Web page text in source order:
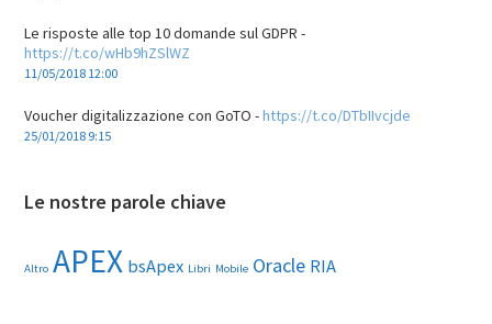
Le risposte alle top 10 domande sul GDPR -
https://t.co/wHb9hZSlWZ
11/05/2018 12:00
Voucher digitalizzazione con GoTO -https://t.co/DTbIIvcjde
25/01/2018 9:15
Le nostre parole chiave
Altro APEX bsApex Libri Mobile Oracle RIA